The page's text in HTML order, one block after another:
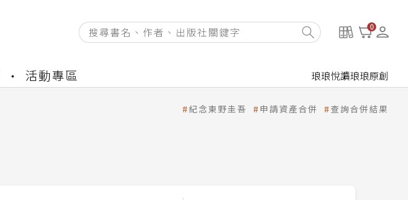
0
活動專區 琅琅悅讀琅琅原創
紀念東野圭吾 申請資產合併 查詢合併結果